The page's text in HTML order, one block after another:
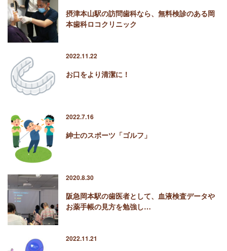
摂津本山駅の訪問歯科なら、無料検診のある岡
本歯科ロコクリニック
2022.11.22
お口をより清潔に！
2022.7.16
紳士のスポーツ「ゴルフ」
2020.8.30
阪急岡本駅の歯医者として、血液検査データや
お薬手帳の見方を勉強し…
2022.11.21